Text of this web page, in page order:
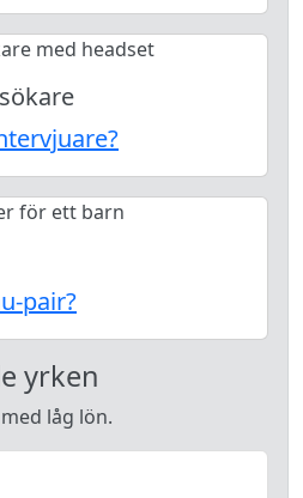
pair?
yrken
låg lön.